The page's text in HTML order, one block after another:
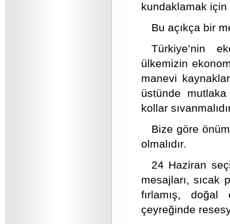
kundaklamak için
Bu açıkça bir
Türkiye’nin
ülkemizin
manevi
üstünde mutlaka
kollar
Bize göre
olmalıdır.
24 Haziran
mesajları, sıcak
fırlamış,
çeyreğinde